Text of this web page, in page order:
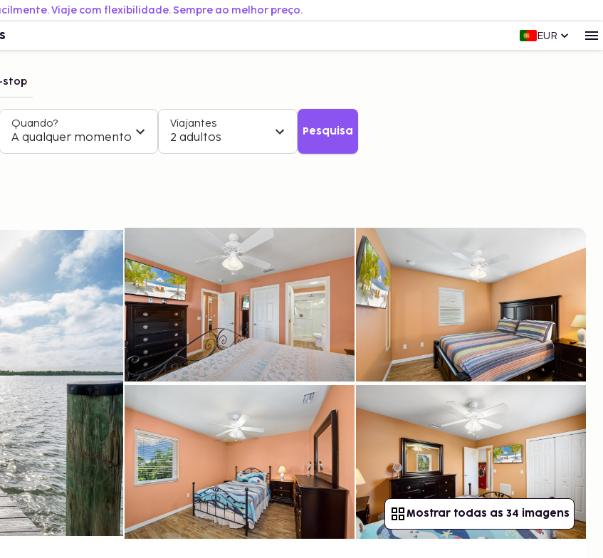
Viaje com flexibilidade. Sempre ao melhor preço.
EUR
stop
Quando?
A qualquer momento
Viajantes
2 adultos Pesquisa
Mostrar todas as 34 imagens